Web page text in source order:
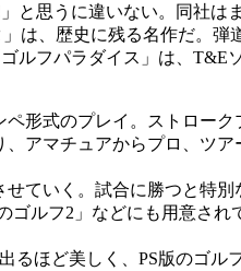
思うに違いない。同社は
は、歴史に残る名作だ。弾
ルフパラダイス」は、T&E
形式のプレイ。ストロー
アマチュアからプロ、ツ
ていく。試合に勝つと特
ルフ2」などにも用意さ
ほど美しく、PS版のゴル